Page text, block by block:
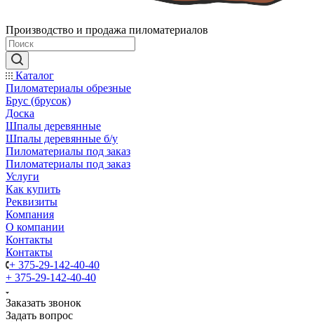
Производство и продажа пиломатериалов
Каталог
Пиломатериалы обрезные
Брус (брусок)
Доска
Шпалы деревянные
Шпалы деревянные б/у
Пиломатериалы под заказ
Пиломатериалы под заказ
Услуги
Как купить
Реквизиты
Компания
О компании
Контакты
Контакты
+ 375-29-142-40-40
+ 375-29-142-40-40
Заказать звонок
Задать вопрос